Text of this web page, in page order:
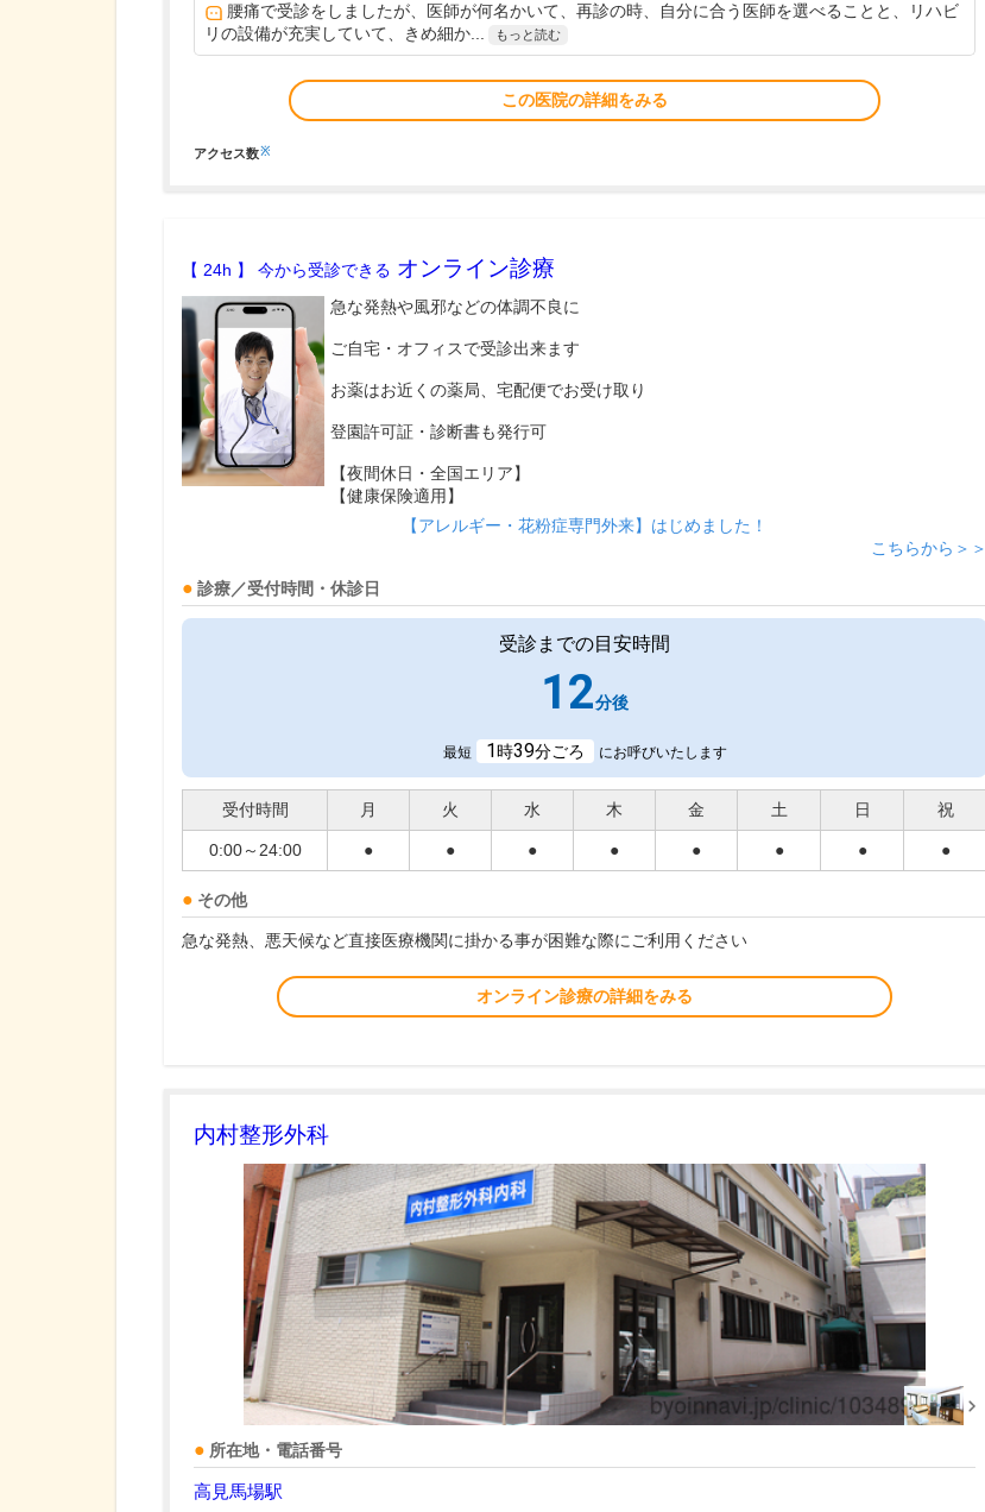
腰痛で受診をしましたが、医師が何名かいて、再診の時、自分に合う医師を選べることと、リハビ
リの設備が充実していて、きめ細か...
もっと読む
この医院の詳細をみる
アクセス数※
【 24h 】 今から受診できる オンライン診療
急な発熱や風邪などの体調不良に
ご自宅・オフィスで受診出来ます
お薬はお近くの薬局、宅配便でお受け取り
登園許可証・診断書も発行可
【夜間休日・全国エリア】
【健康保険適用】
【アレルギー・花粉症専門外来】はじめました！
こちらから＞＞
診療／受付時間・休診日
受診までの目安時間
12分後
最短 1時39分ごろ にお呼びいたします
受付時間 月 火 水 木 金 土 日 祝
0:00～24:00 ● ● ● ● ● ● ● ●
その他
急な発熱、悪天候など直接医療機関に掛かる事が困難な際にご利用ください
オンライン診療の詳細をみる
内村整形外科
所在地・電話番号
高見馬場駅